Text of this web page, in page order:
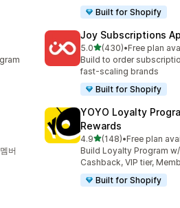
Built for Shopify
Joy Subscriptions
5.0별 5개 중
(430)
총 리뷰 430개
•Free plan
Build to order
fast-scaling brands
Built for Shopify
버
YOYO Loyalty
Rewards
4.9별 5개 중
(148)
총 리뷰 148개
•Free plan
Build Loyalty Program
Cashback, VIP tier,
Built for Shopify